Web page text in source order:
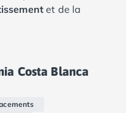
et de la
Costa Blanca